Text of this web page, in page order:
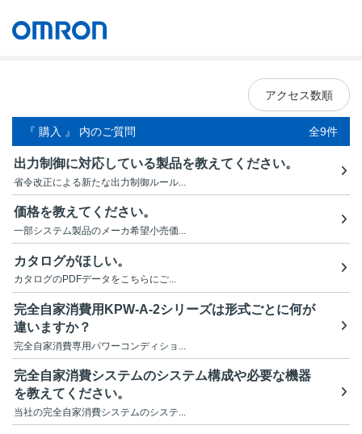
アクセス数順
『 購入 』 内のご質問 全9件
出力制御に対応している製品を教えてください。
省令改正による新たな出力制御ルール...
価格を教えてください。
一部システム製品のメーカ希望小売価...
カタログがほしい。
カタログのPDFデータをこちらにご...
完全自家消費用KPW-A-2シリーズは形式ごとに何が
違いますか？
完全自家消費専用パワーコンディショ...
完全自家消費システムのシステム構成や必要な機器
を教えてください。
当社の完全自家消費システムのシステ...